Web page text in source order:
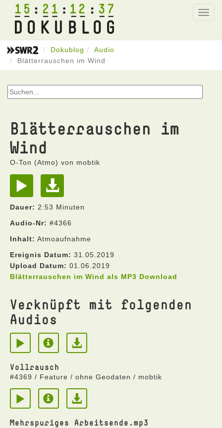
15 21 12 37
Dokublog
Audio
Blätterrauschen im Wind
Blätterrauschen im
Wind
O-Ton (Atmo) von mobtik
Dauer: 2:53 Minuten
Audio-Nr: #4366
Inhalt: Atmoaufnahme
Ereignis Datum: 31.05.2019
Upload Datum: 01.06.2019
Blätterrauschen im Wind als MP3 Download
Verknüpft mit folgenden
Audios
Vollrausch
#4369 / Feature / ohne Geodaten / mobtik
Mehrspuriges Arbeitsende.mp3